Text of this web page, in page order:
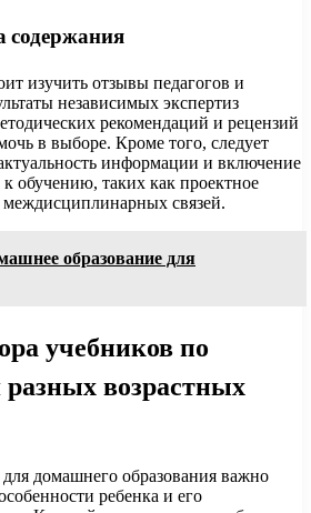
содержания
изучить отзывы педагогов и
независимых экспертиз
рекомендаций и рецензий
в выборе. Кроме того, следует
информации и включение
обучению, таких как проектное
междисциплинарных связей.
образование для
учебников по
возрастных
домашнего образования важно
ребенка и его